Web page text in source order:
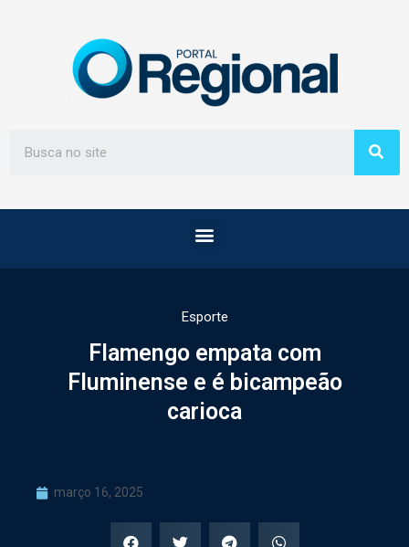
Esporte
Flamengo empata com
Fluminense e é bicampeão
carioca
março 16, 2025